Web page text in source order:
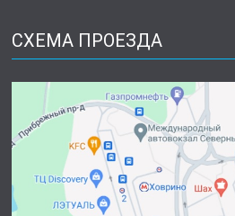
СХЕМА ПРОЕЗДА